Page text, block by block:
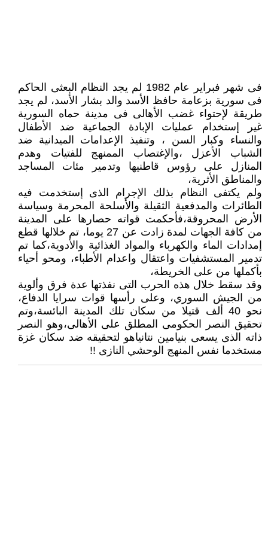
فى شهر فبراير عام 1982 لم يجد النظام البعثى الحاكم
فى سورية بزعامة حافظ الأسد والد بشار الأسد، لم يجد
طريقة لإحتواء غضب الأهالى فى مدينة حماه السورية
غير إستخدام عمليات الإبادة الجماعية ضد الأطفال
والنساء وكبار السن ، وتنفيذ الإعدامات الميدانية ضد
الشباب الأعزل ،والإغتصاب الممنهج للفتيات وهدم
المنازل على رؤوس قاطنيها وتدمير مئات المساجد
والمناطق الأثرية،
ولم يكتفى النظام بذلك الإجرام الذى إستخدمت فيه
الطائرات والمدفعية الثقيلة والأسلحة المحرمة وسياسة
الأرض المحروقة،فأحكمت قواته حصارها على المدينة
من كافة الجهات لمدة زادت عن 27 يوما، تم خلالها قطع
إمدادات الماء والكهرباء والمواد الغذائية والأدوية،كما تم
تدمير المستشفيات واعتقال واعدام الأطباء، ومحو أحياء
بأكملها من على الخريطة،
وقد سقط خلال هذه الحرب التى نفذتها عدة فرق وألوية
من الجيش السوري، وعلى رأسها قوات سرايا الدفاع،
نحو 40 ألف قتيلا من سكان تلك المدينة البائسة،وتم
تحقيق النصر الحكومى المطلق على الأهالى،وهو النصر
ذاته الذى يسعى بنيامين نتانياهو لتحقيقه ضد سكان غزة
مستخدما نفس المنهج الوحشي النازى !!